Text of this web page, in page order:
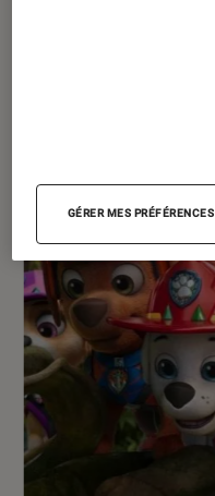
GÉRER MES PRÉFÉRENCES